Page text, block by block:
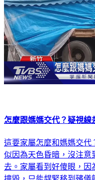
怎麼跟媽媽交代？疑視
這要家屬怎麼和媽媽交代
似因為天色昏暗，沒注意
去。家屬看到好傻眼，因